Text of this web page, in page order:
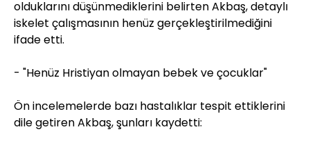
olduklarını düşünmediklerini belirten Akbaş, detaylı
iskelet çalışmasının henüz gerçekleştirilmediğini
ifade etti.
- "Henüz Hristiyan olmayan bebek ve çocuklar"
Ön incelemelerde bazı hastalıklar tespit ettiklerini
dile getiren Akbaş, şunları kaydetti: